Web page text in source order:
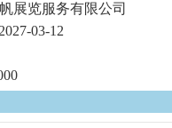
展览服务有限公司
03-12